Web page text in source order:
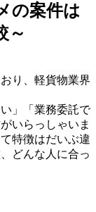
の案件は
～
り、軽貨物業界
」「業務委託で
いらっしゃいま
特徴はだいぶ違
どんな人に合っ